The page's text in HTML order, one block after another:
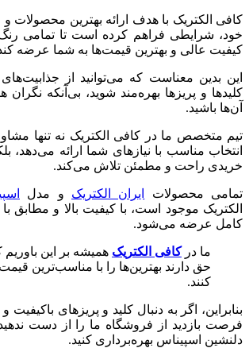
کافی الکتریک با هدف ارائه بهترین محصولات
خود، شرایطی فراهم کرده است تا تمامی
کیفیت عالی و بهترین قیمت‌ها به شما عرضه
این بدین معناست که می‌توانید از
کلیدها و پریزها بهره‌مند شوید، بی‌آنکه نگران
آن‌ها باشید.
تیم متخصص ما در کافی الکتریک نه تنها
انتخاب مناسب با نیازهای شما ارائه می‌دهد،
خریدی راحت و مطمئن تلاش می‌کند.
تمامی محصولات ایران الکتریک و مدل
الکتریک موجود است، با کیفیت بالا و مطابق با
کامل عرضه می‌شود.
ما درکافی الکتریک همیشه بر این
حق دارند بهترین‌ها را با مناسب‌ترین
کنند.
بنابراین، اگر به دنبال کلید و پریزهای
فرصت بازدید از فروشگاه ما را از دست
دلنشین اسپیناس بهره‌برداری کنید.